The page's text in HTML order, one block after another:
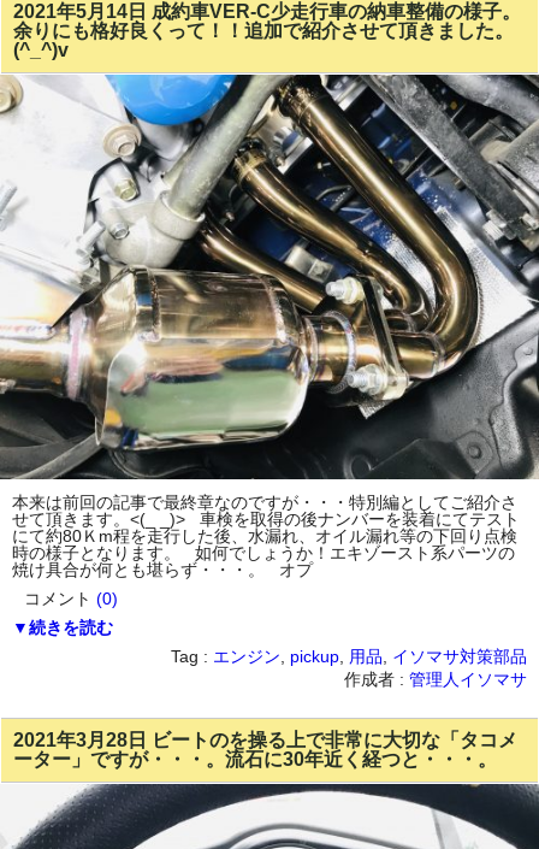
2021年5月14日 成約車VER-C少走行車の納車整備の様子。
余りにも格好良くって！！追加で紹介させて頂きました。
(^_^)v
本来は前回の記事で最終章なのですが・・・特別編としてご紹介さ
せて頂きます。<(_ _)> 車検を取得の後ナンバーを装着にてテスト
にて約80Ｋm程を走行した後、水漏れ、オイル漏れ等の下回り点検
時の様子となります。 如何でしょうか！エキゾースト系パーツの
焼け具合が何とも堪らず・・・。 オプ
コメント (0)
▼続きを読む
Tag : エンジン pickup 用品
イソマサ対策部品
作成者 : 管理人イソマサ
2021年3月28日 ビートのを操る上で非常に大切な「タコメ
ーター」ですが・・・。流石に30年近く経つと・・・。